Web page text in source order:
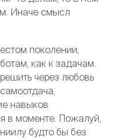
Иначе смысл
поколении,
как к задачам.
через любовь
навыков
в моменте. Пожалуй,
будто бы без